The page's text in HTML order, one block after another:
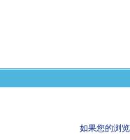
如果您的浏